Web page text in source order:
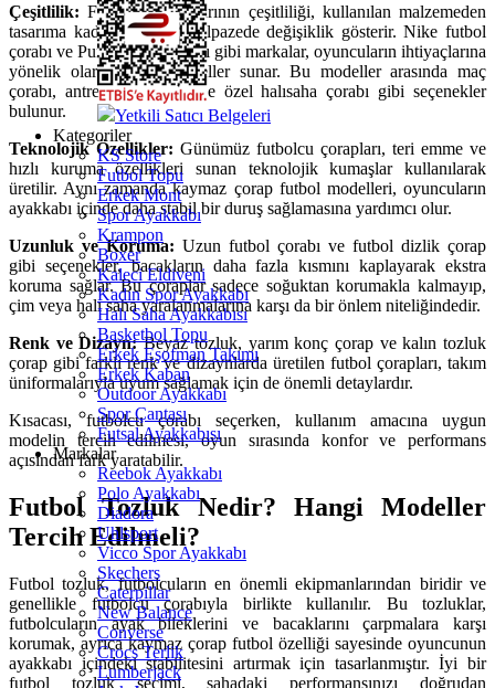
Çeşitlilik: Futbolcu çoraplarının çeşitliliği, kullanılan malzemeden
tasarıma kadar geniş bir yelpazede değişiklik gösterir. Nike futbol
çorabı ve Puma futbol çorabı gibi markalar, oyuncuların ihtiyaçlarına
yönelik olarak farklı modeller sunar. Bu modeller arasında maç
çorabı, antrenman çorabı ve özel halısaha çorabı gibi seçenekler
bulunur.
Teknolojik Özellikler: Günümüz futbolcu çorapları, teri emme ve
hızlı kuruma özellikleri sunan teknolojik kumaşlar kullanılarak
üretilir. Aynı zamanda kaymaz çorap futbol modelleri, oyuncuların
ayakkabı içinde daha stabil bir duruş sağlamasına yardımcı olur.
Uzunluk ve Koruma: Uzun futbol çorabı ve futbol dizlik çorap
gibi seçenekler, bacakların daha fazla kısmını kaplayarak ekstra
koruma sağlar. Bu çoraplar sadece soğuktan korumakla kalmayıp,
çim veya halı saha yaralanmalarına karşı da bir önlem niteliğindedir.
Renk ve Dizayn:Beyaz tozluk, yarım konç çorap ve kalın tozluk
çorap gibi farklı renk ve dizaynlarda üretilen futbol çorapları, takım
üniformalarıyla uyum sağlamak için de önemli detaylardır.
Kısacası, futbolcu çorabı seçerken, kullanım amacına uygun
modelin tercih edilmesi, oyun sırasında konfor ve performans
açısından fark yaratabilir.
Futbol Tozluk Nedir? Hangi Modeller
Tercih Edilmeli?
Futbol tozluk, futbolcuların en önemli ekipmanlarından biridir ve
genellikle futbolcu çorabıyla birlikte kullanılır. Bu tozluklar,
futbolcuların ayak bileklerini ve bacaklarını çarpmalara karşı
korumak, ayrıca kaymaz çorap futbol özelliği sayesinde oyuncunun
ayakkabı içindeki stabilitesini artırmak için tasarlanmıştır. İyi bir
futbol tozluk seçimi, sahadaki performansınızı doğrudan
Yetkili Satıcı Belgeleri
Kategoriler
KS Store
Futbol Topu
Erkek Mont
Spor Ayakkabı
Krampon
Boxer
Kaleci Eldiveni
Kadın Spor Ayakkabı
Halı Saha Ayakkabısı
Basketbol Topu
Erkek Eşofman Takımı
Erkek Kaban
Outdoor Ayakkabı
Spor Çantası
Futsal Ayakkabısı
Markalar
Reebok Ayakkabı
Polo Ayakkabı
Diadora
Uhlsport
Vicco Spor Ayakkabı
Skechers
Caterpillar
New Balance
Converse
Crocs Terlik
Lumberjack